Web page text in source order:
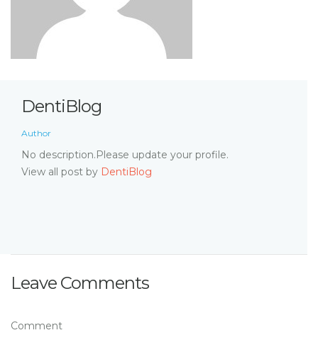
DentiBlog
Author
No description.Please update your profile.
View all post by DentiBlog
Leave Comments
Comment